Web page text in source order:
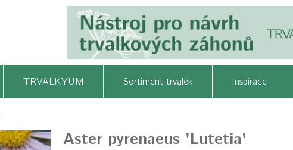
TRVALKYUM Sortiment trvalek Inspirace
Aster pyrenaeus 'Lutetia'